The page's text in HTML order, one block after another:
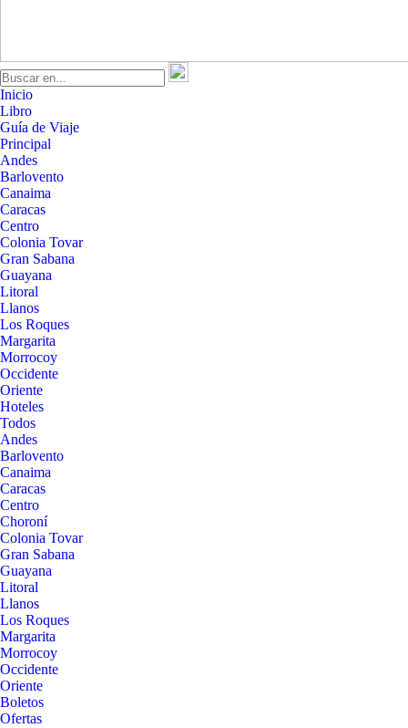
Inicio
Libro
Guía de Viaje
Principal
Andes
Barlovento
Canaima
Caracas
Centro
Colonia Tovar
Gran Sabana
Guayana
Litoral
Llanos
Los Roques
Margarita
Morrocoy
Occidente
Oriente
Hoteles
Todos
Andes
Barlovento
Canaima
Caracas
Centro
Choroní
Colonia Tovar
Gran Sabana
Guayana
Litoral
Llanos
Los Roques
Margarita
Morrocoy
Occidente
Oriente
Boletos
Ofertas